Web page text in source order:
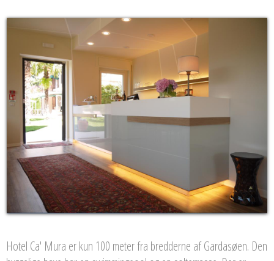
Hotel Ca' Mura er kun 100 meter fra bredderne af Gardasøen. Den